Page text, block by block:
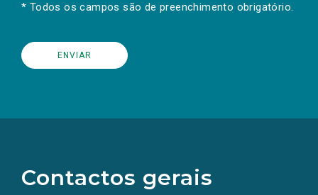
* Todos os campos são de preenchimento obrigatório.
Contactos gerais
redes
sociais